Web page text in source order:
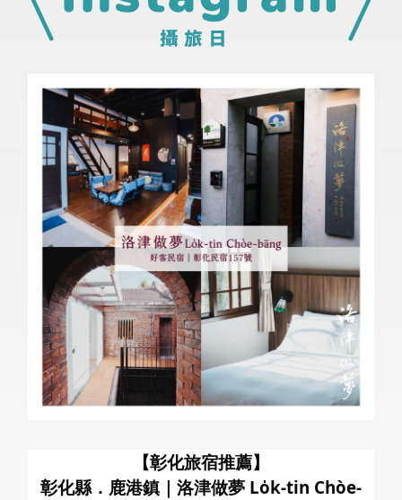
【彰化旅宿推薦】
彰化縣．鹿港鎮｜洛津做夢 Lo̍k-tin Chòe-